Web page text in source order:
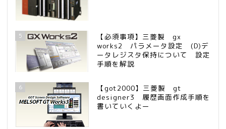
5
【必須事項】三菱製 gx
works2 パラメータ設定 (D)デ
ータレジスタ保持について 設定
手順を解説
6
【got2000】三菱製 gt
designer3 履歴画面作成手順を
書いていくよー